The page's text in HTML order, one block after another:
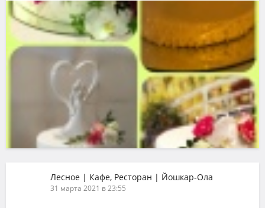
Лесное | Кафе, Ресторан | Йошкар-Ола
31 марта 2021 в 23:55